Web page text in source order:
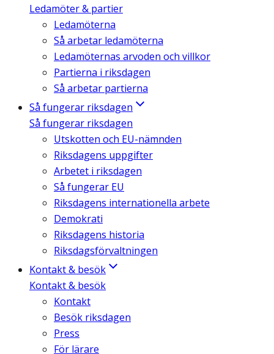
Ledamöter & partier
Ledamöterna
Så arbetar ledamöterna
Ledamöternas arvoden och villkor
Partierna i riksdagen
Så arbetar partierna
Så fungerar riksdagen
Så fungerar riksdagen
Utskotten och EU-nämnden
Riksdagens uppgifter
Arbetet i riksdagen
Så fungerar EU
Riksdagens internationella arbete
Demokrati
Riksdagens historia
Riksdagsförvaltningen
Kontakt & besök
Kontakt & besök
Kontakt
Besök riksdagen
Press
För lärare